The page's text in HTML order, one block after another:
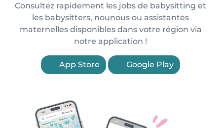
Consultez rapidement les jobs de babysitting et
les babysitters, nounous ou assistantes
maternelles disponibles dans votre région via
notre application !
App Store Google Play